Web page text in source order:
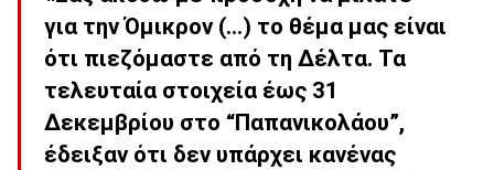
για την Όμικρον (…) το θέμα μας είναι
ότι πιεζόμαστε από τη Δέλτα. Τα
τελευταία στοιχεία έως 31
Δεκεμβρίου στο “Παπανικολάου”,
έδειξαν ότι δεν υπάρχει κανένας